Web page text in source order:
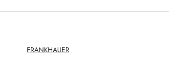
NAZWA
PRODUCENTA:
FRANKHAUER